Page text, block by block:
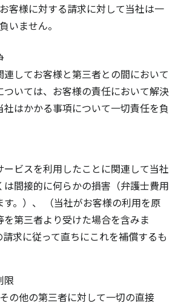
客様に対する請求に対して当社は一
いません。
してお客様と第三者との間において
ついては、お客様の責任において解決
社はかかる事項について一切責任を負
ービスを利用したことに関連して当社
は間接的に何らかの損害（弁護士費用
す。）、 （当社がお客様の利用を原
を第三者より受けた場合を含みま
求に従って直ちにこれを補償するも
限
の他の第三者に対して一切の直接